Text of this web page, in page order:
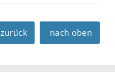
zurück nach oben